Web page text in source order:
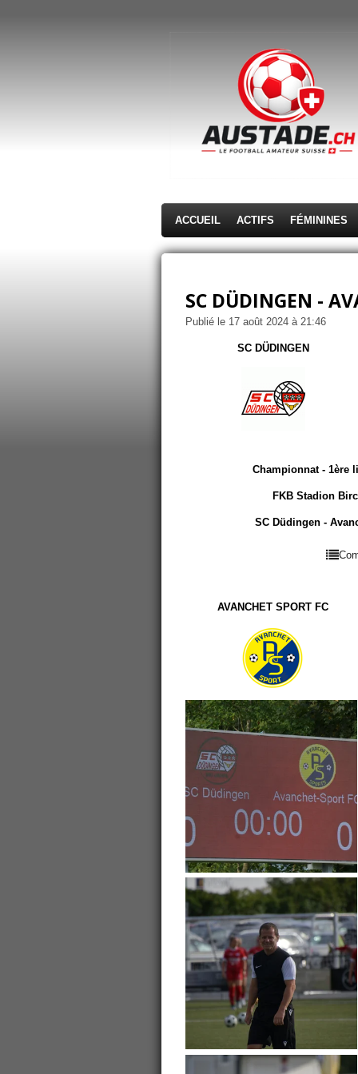
ACCUEIL ACTIFS FÉMININES
SC DÜDINGEN -
Publié le 17 août 2024 à 21:46
SC DÜDINGEN
Championnat - 1ère
FKB Stadion
SC Düdingen -
AVANCHET SPORT FC